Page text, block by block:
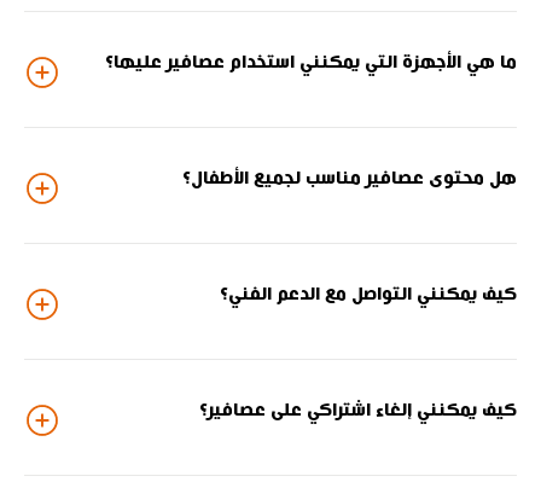
ما هي الأجهزة التي يمكنني استخدام عصافير عليها؟
هل محتوى عصافير مناسب لجميع الأطفال؟
كيف يمكنني التواصل مع الدعم الفني؟
كيف يمكنني إلغاء اشتراكي على عصافير؟